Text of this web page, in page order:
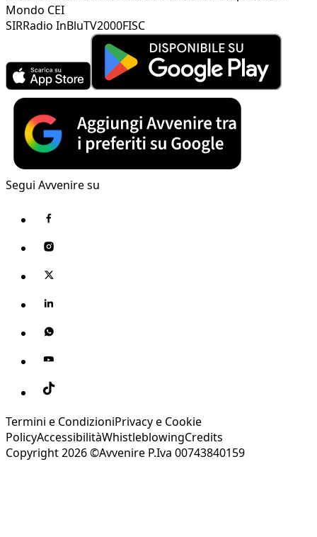
Mondo CEI
SIRRadio InBluTV2000FISC
Segui Avvenire su
Termini e CondizioniPrivacy e Cookie
PolicyAccessibilitàWhistleblowingCredits
Copyright 2026 ©Avvenire P.Iva 00743840159